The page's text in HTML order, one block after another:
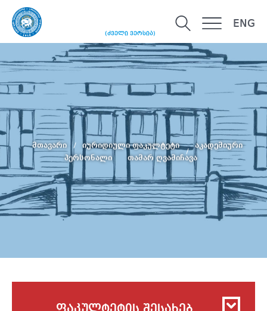
(ძველი ვერსია)
ENG
მთავარი იურიდიული ფაკულტეტი
აკადემიური
პერსონალი
თამარ ღვამიჩავა